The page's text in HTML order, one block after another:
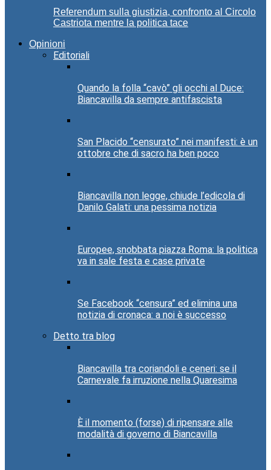
Referendum sulla giustizia, confronto al Circolo
Castriota mentre la politica tace
Opinioni
Editoriali
Quando la folla “cavò” gli occhi al Duce:
Biancavilla da sempre antifascista
San Placido “censurato” nei manifesti: è un
ottobre che di sacro ha ben poco
Biancavilla non legge, chiude l’edicola di
Danilo Galati: una pessima notizia
Europee, snobbata piazza Roma: la politica
va in sale festa e case private
Se Facebook “censura” ed elimina una
notizia di cronaca: a noi è successo
Detto tra blog
Biancavilla tra coriandoli e ceneri: se il
Carnevale fa irruzione nella Quaresima
È il momento (forse) di ripensare alle
modalità di governo di Biancavilla